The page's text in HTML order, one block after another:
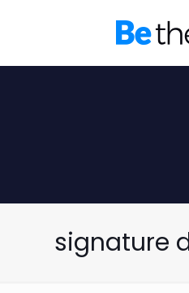
signature